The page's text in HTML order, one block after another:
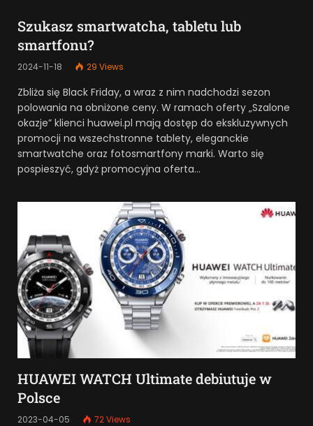
Szukasz smartwatcha, tabletu lub
smartfonu?
2024-11-18 29 Views
Zbliża się Black Friday, a wraz z nim nadchodzi sezon
polowania na obniżone ceny. W ramach oferty „Szalone
okazje” klienci huawei.pl mają dostęp do ekskluzywnych
promocji na wszechstronne tablety, eleganckie
smartwatche oraz fotosmartfony marki. Warto się
pospieszyć, gdyż promocyjna oferta…
HUAWEI WATCH Ultimate debiutuje w
Polsce
2023-04-05 72Views